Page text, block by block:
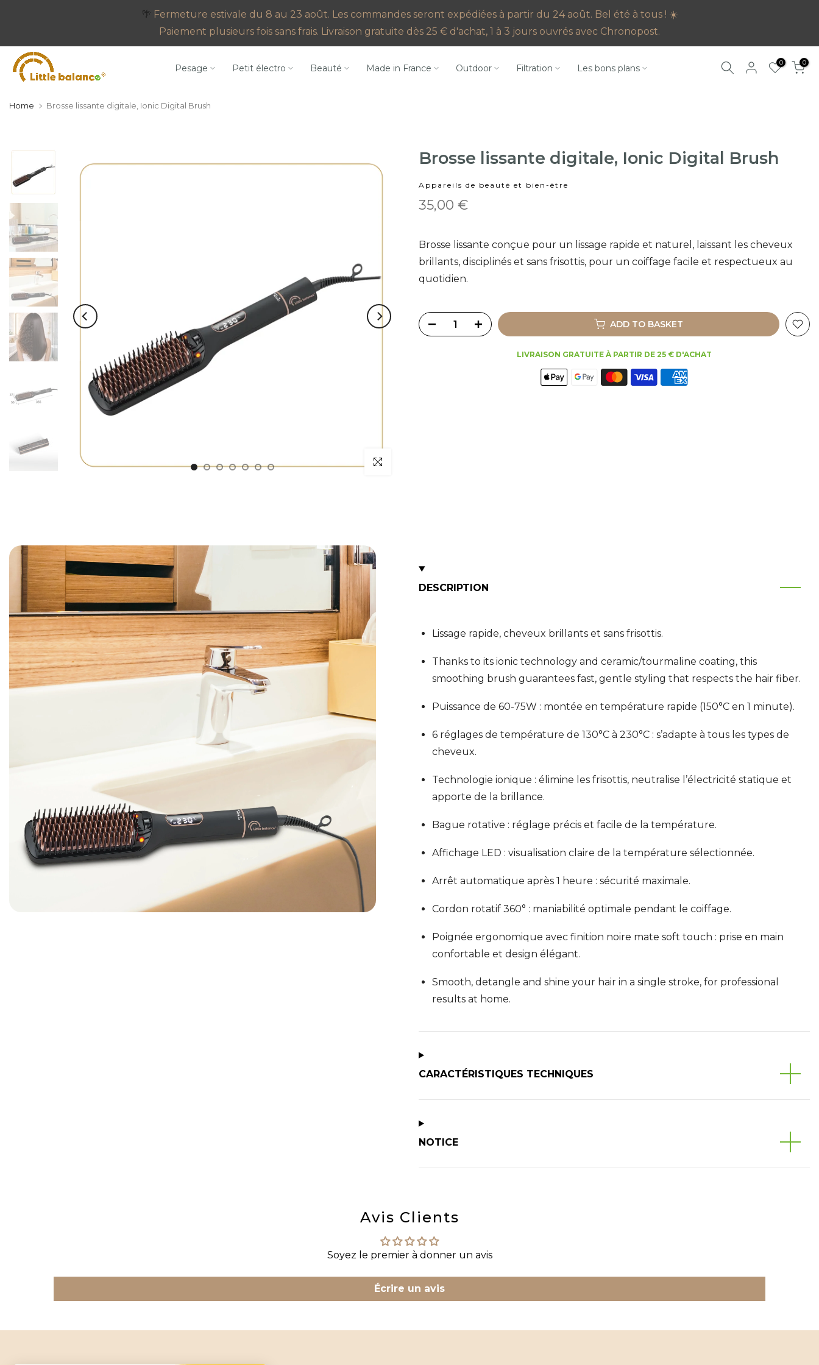
content
🌴 Fermeture estivale du 8 au 23 août. Les commandes seront expédiées à partir du 24 août. Bel été à tous ! ☀️
Paiement plusieurs fois sans frais. Livraison gratuite dès 25 € d'achat, 1 à 3 jours ouvrés avec Chronopost.
Pesage Petit électro Beauté Made in France Outdoor Filtration Les bons plans 0 0
Home Brosse lissante digitale, Ionic Digital Brush
Brosse lissante digitale, Ionic Digital Brush
Appareils de beauté et bien-être
35,00 €
Brosse lissante conçue pour un lissage rapide et naturel, laissant les cheveux
brillants, disciplinés et sans frisottis, pour un coiffage facile et respectueux au
quotidien.
ADD TO BASKET
LIVRAISON GRATUITE À PARTIR DE 25 € D'ACHAT
DESCRIPTION
Lissage rapide, cheveux brillants et sans frisottis.
Thanks to its ionic technology and ceramic/tourmaline coating, this
smoothing brush guarantees fast, gentle styling that respects the hair fiber.
Puissance de 60-75W : montée en température rapide (150°C en 1 minute).
6 réglages de température de 130°C à 230°C : s’adapte à tous les types de
cheveux.
Technologie ionique : élimine les frisottis, neutralise l’électricité statique et
apporte de la brillance.
Bague rotative : réglage précis et facile de la température.
Affichage LED : visualisation claire de la température sélectionnée.
Arrêt automatique après 1 heure : sécurité maximale.
Cordon rotatif 360° : maniabilité optimale pendant le coiffage.
Poignée ergonomique avec finition noire mate soft touch : prise en main
confortable et design élégant.
Smooth, detangle and shine your hair in a single stroke, for professional
results at home.
CARACTÉRISTIQUES TECHNIQUES
NOTICE
Avis Clients
Soyez le premier à donner un avis
Écrire un avis